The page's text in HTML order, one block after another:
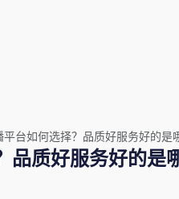
平台如何选择？品质好服务好的是
品质好服务好的是